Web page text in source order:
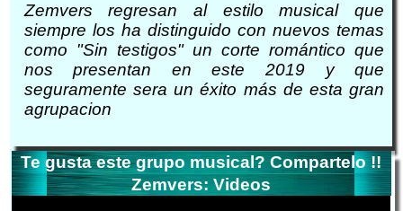
Zemvers regresan al estilo musical que
siempre los ha distinguido con nuevos temas
como "Sin testigos" un corte romántico que
nos presentan en este 2019 y que
seguramente sera un éxito más de esta gran
agrupacion
Te gusta este grupo musical? Compartelo !!
Zemvers: Videos